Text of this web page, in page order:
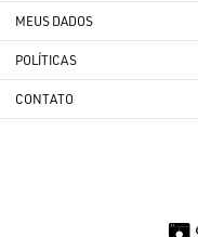
MEUS DADOS
POLÍTICAS
CONTATO